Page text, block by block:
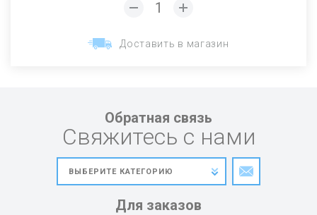
Доставить в магазин
Обратная связь
Свяжитесь с нами
Для заказов